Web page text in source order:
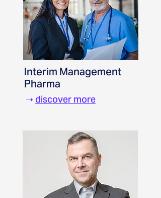
Interim Management
Pharma
➝ discover more